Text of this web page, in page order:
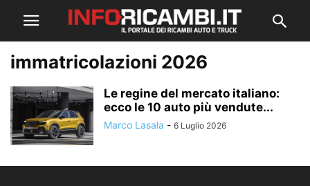
immatricolazioni 2026
Le regine del mercato italiano:
ecco le 10 auto più vendute...
Marco Lasala - 6 Luglio 2026